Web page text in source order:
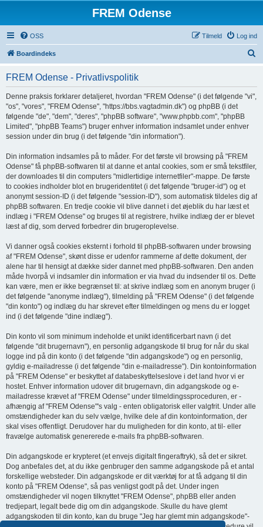
FREM Odense
OSS Log ind
Tilmeld
Boardindeks
FREM Odense - Privatlivspolitik
Denne praksis forklarer detaljeret, hvordan "FREM Odense" (i det følgende "vi",
"os", "vores", "FREM Odense", "https://bbs.vagtadmin.dk") og phpBB (i det
følgende "de", "dem", "deres", "phpBB software", "www.phpbb.com", "phpBB
Limited", "phpBB Teams") bruger enhver information indsamlet under enhver
session under din brug (i det følgende "din information").
Din information indsamles på to måder. For det første vil browsing på "FREM
Odense" få phpBB-softwaren til at danne et antal cookies, som er små tekstfiler,
der downloades til din computers "midlertidige internetfiler"-mappe. De første
to cookies indholder blot en brugeridentitet (i det følgende "bruger-id") og et
anonymt session-ID (i det følgende "session-ID"), som automatisk tildeles dig af
phpBB softwaren. En tredje cookie vil blive dannet i det øjeblik du har læst et
indlæg i "FREM Odense" og bruges til at registrere, hvilke indlæg der er blevet
læst af dig, som derved forbedrer din brugeroplevelse.
Vi danner også cookies eksternt i forhold til phpBB-softwaren under browsing
af "FREM Odense", skønt disse er udenfor rammerne af dette dokument, der
alene har til hensigt at dække sider dannet med phpBB-softwaren. Den anden
måde hvorpå vi indsamler din information er via hvad du indsender til os. Dette
kan være, men er ikke begrænset til: at skrive indlæg som en anonym bruger (i
det følgende "anonyme indlæg"), tilmelding på "FREM Odense" (i det følgende
"din konto") og indlæg du har skrevet efter tilmeldingen og mens du er logget
ind (i det følgende "dine indlæg").
Din konto vil som minimum indeholde et unikt identificerbart navn (i det
følgende "dit brugernavn"), en personlig adgangskode til brug for når du skal
logge ind på din konto (i det følgende "din adgangskode") og en personlig,
gyldig e-mailadresse (i det følgende "din e-mailadresse"). Din kontoinformation
på "FREM Odense" er beskyttet af databeskyttelseslove i det land hvor vi er
hostet. Enhver information udover dit brugernavn, din adgangskode og e-
mailadresse krævet af "FREM Odense" under tilmeldingssproceduren, er -
afhængig af "FREM Odense"'s valg - enten obligatorisk eller valgfrit. Under alle
omstændigheder kan du selv vælge, hvilke dele af din kontoinformation, der
skal vises offentligt. Derudover har du muligheden for din konto, at til- eller
fravælge automatisk genererede e-mails fra phpBB-softwaren.
Din adgangskode er krypteret (et envejs digitalt fingeraftryk), så det er sikret.
Dog anbefales det, at du ikke genbruger den samme adgangskode på et antal
forskellige websteder. Din adgangskode er dit værktøj for at få adgang til din
konto på "FREM Odense", så pas venligst godt på det. Under ingen
omstændigheder vil nogen tilknyttet "FREM Odense", phpBB eller anden
tredjepart, legalt bede dig om din adgangskode. Skulle du have glemt
adgangskoden til din konto, kan du bruge "Jeg har glemt min adgangskode"-